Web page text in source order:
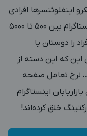
اینفلوئنسرها افرادی
هستند که تخصص خاصی دارند و در اینستاگرام بین 500 تا 5000
را دوستان یا
این که این دسته از
نرخ تعامل صفحه
اینستاگرام
خلق کرده‌اند!